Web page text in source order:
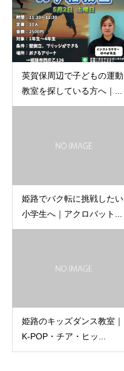
英賀保周辺で子どもの運動
教室を探している方へ｜...
姫路でバク転に挑戦したい
小学生へ｜アクロバット...
姫路のキッズダンス教室｜
K-POP・チア・ヒッ...